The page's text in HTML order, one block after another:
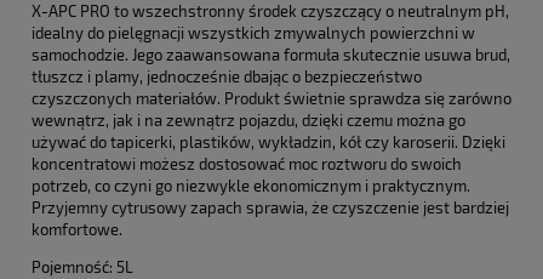
X-APC PRO to wszechstronny środek czyszczący o neutralnym pH,
idealny do pielęgnacji wszystkich zmywalnych powierzchni w
samochodzie. Jego zaawansowana formuła skutecznie usuwa brud,
tłuszcz i plamy, jednocześnie dbając o bezpieczeństwo
czyszczonych materiałów. Produkt świetnie sprawdza się zarówno
wewnątrz, jak i na zewnątrz pojazdu, dzięki czemu można go
używać do tapicerki, plastików, wykładzin, kół czy karoserii. Dzięki
koncentratowi możesz dostosować moc roztworu do swoich
potrzeb, co czyni go niezwykle ekonomicznym i praktycznym.
Przyjemny cytrusowy zapach sprawia, że czyszczenie jest bardziej
komfortowe.
Pojemność: 5L